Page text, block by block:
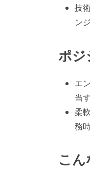
技
ン
ポジ
エ
当
柔
務
こ